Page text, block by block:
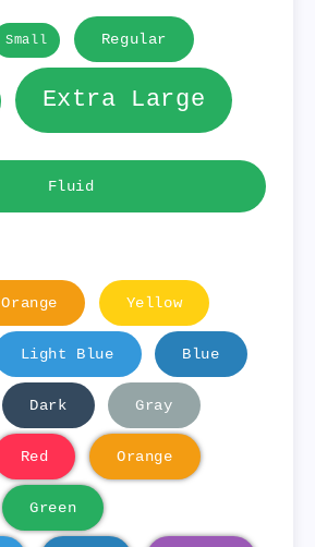
Small Regular
Extra Large
Fluid
Orange Yellow
Light Blue Blue
Dark Gray
Red Orange
Green